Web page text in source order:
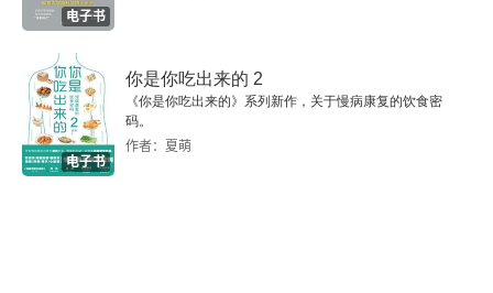
第7章 会计诡计
A.会计把戏的讽刺[1]
B.标准的设定[1]
电子书
电子书
你是你吃出来的 2
《你是你吃出来的》系列新作，关于慢病康复的饮食密
码。
作者：夏萌